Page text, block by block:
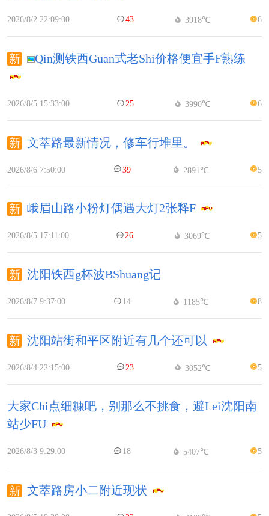
2026/8/2 22:09:00 43 3918℃ 6
Qin测铁西Guan式老Shi价格便宜手F熟练
2026/8/5 15:33:00 25 3990℃ 6
文萃路最新情况，修车行堆里。
2026/8/6 7:50:00 39 2891℃ 5
峨眉山路小粉灯偶遇大灯2张释F
2026/8/5 17:11:00 26 3069℃ 5
沈阳铁西g杯波BShuang记
2026/8/7 9:37:00 14 1185℃ 8
沈阳站街和平区附近有几个还可以
2026/8/4 22:15:00 23 3052℃ 5
大家Chi点细糠吧，别那么不挑食，避Lei沈阳南
站少FU
2026/8/3 9:29:00 18 5407℃ 5
文萃路房小二附近现状